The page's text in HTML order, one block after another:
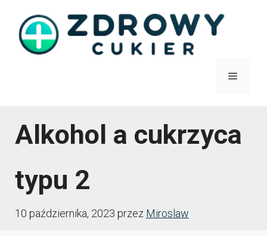
treści
Menu
Alkohol a cukrzyca
typu 2
10 października, 2023 przez Miroslaw